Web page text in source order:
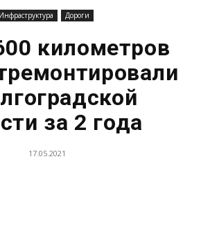
Инфраструктура Дороги
километров
за 2 года
17.05.2021